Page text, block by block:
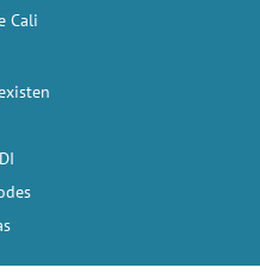
Cali